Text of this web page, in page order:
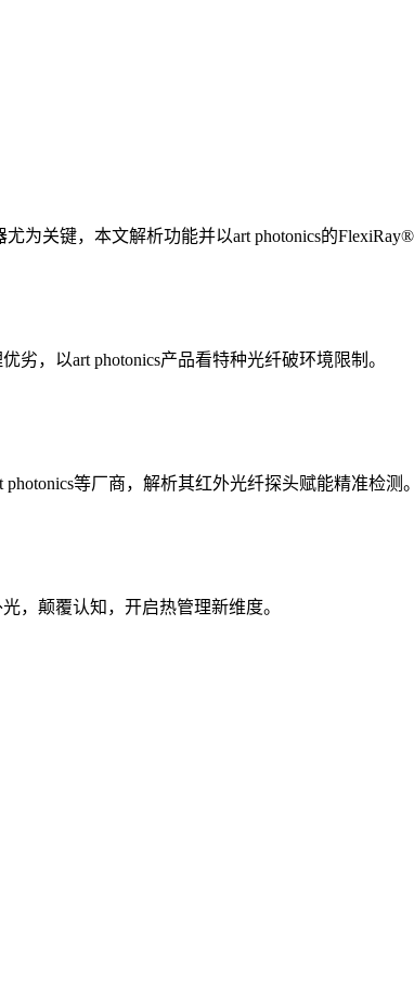
关键，本文解析功能并以art photonics的FlexiRay®
，以art photonics产品看特种光纤破环境限制。
等厂商，解析其红外光纤探头赋能精准检测。
，颠覆认知，开启热管理新维度。